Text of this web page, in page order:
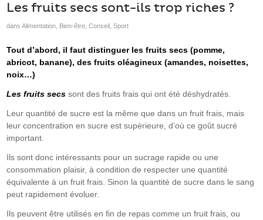
Les fruits secs sont-ils trop riches ?
dansAlimentation Bien-être ,Conseil ,Sport
Tout d’abord, il faut distinguer les fruits secs (pomme,
abricot, banane), des fruits oléagineux (amandes, noisettes,
noix…)
Les fruits secssont des fruits frais qui ont été déshydratés.
Leur quantité de sucre est la même que dans un fruit frais, mais
leur concentration en sucre est supérieure, d’où ce goût sucré
important.
Ils sont donc intéressants pour un sucrage rapide ou une
consommation plaisir, à condition de respecter une quantité
équivalente à un fruit frais. Sinon la quantité de sucre dans le sang
peut rapidement évoluer.
Ils peuvent être utilisés en fin de repas comme un fruit frais, ou